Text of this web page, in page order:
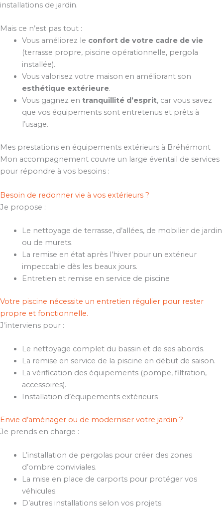
installations de jardin.
Mais ce n’est pas tout :
Vous améliorez le confort de votre cadre de vie
(terrasse propre, piscine opérationnelle, pergola
installée).
Vous valorisez votre maison en améliorant son
esthétique extérieure.
Vous gagnez en tranquillité d’esprit, car vous savez
que vos équipements sont entretenus et prêts à
l’usage.
Mes prestations en équipements extérieurs à Bréhémont
Mon accompagnement couvre un large éventail de services
pour répondre à vos besoins :
Besoin de redonner vie à vos extérieurs ?
Je propose :
Le nettoyage de terrasse, d’allées, de mobilier de jardin
ou de murets.
La remise en état après l’hiver pour un extérieur
impeccable dès les beaux jours.
Entretien et remise en service de piscine
Votre piscine nécessite un entretien régulier pour rester
propre et fonctionnelle.
J’interviens pour :
Le nettoyage complet du bassin et de ses abords.
La remise en service de la piscine en début de saison.
La vérification des équipements (pompe, filtration,
accessoires).
Installation d’équipements extérieurs
Envie d’aménager ou de moderniser votre jardin ?
Je prends en charge :
L’installation de pergolas pour créer des zones
d’ombre conviviales.
La mise en place de carports pour protéger vos
véhicules.
D’autres installations selon vos projets.